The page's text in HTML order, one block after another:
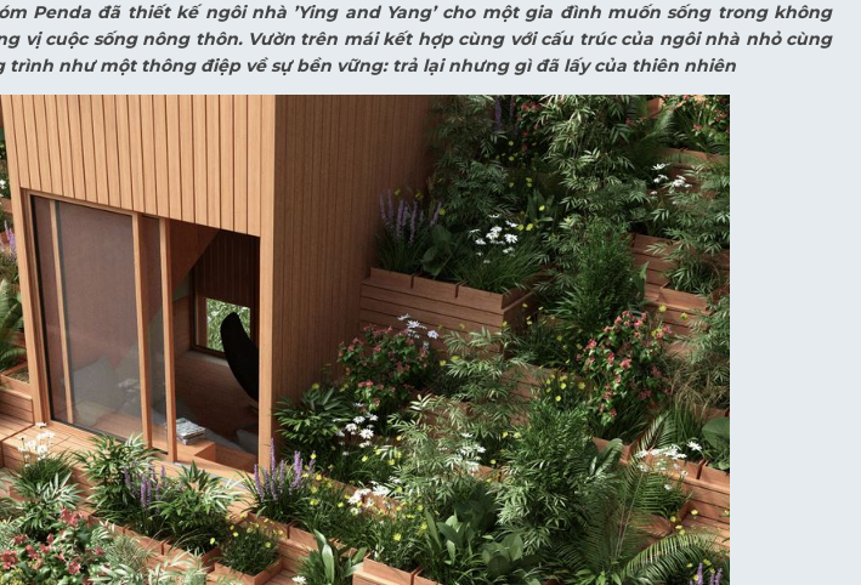
Penda đã thiết kế ngôi nhà ’Ying and Yang’ cho một gia đình muốn sống trong không
vị cuộc sống nông thôn. Vườn trên mái kết hợp cùng với cấu trúc của ngôi nhà nhỏ cùng
trình như một thông điệp về sự bền vững: trả lại nhưng gì đã lấy của thiên nhiên